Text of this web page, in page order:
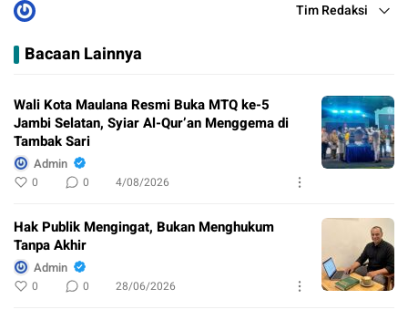
Tim Redaksi
Bacaan Lainnya
Wali Kota Maulana Resmi Buka MTQ ke-5
Jambi Selatan, Syiar Al-Qur’an Menggema di
Tambak Sari
Admin
0 0 4/08/2026
Hak Publik Mengingat, Bukan Menghukum
Tanpa Akhir
Admin
0 0 28/06/2026